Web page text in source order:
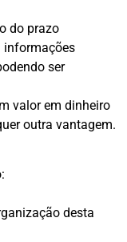
do prazo
informações
ser
valor em dinheiro
outra vantagem.
desta